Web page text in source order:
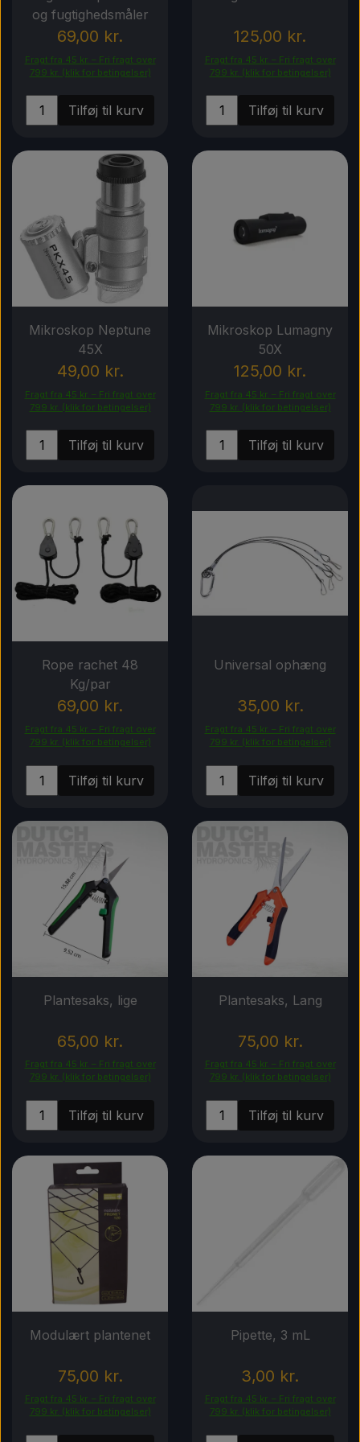
og fugtighedsmåler
69,00 kr.
Fragt fra 45 kr. – Fri fragt over
799 kr. (klik for betingelser)
Tilføj til kurv
125,00 kr.
Fragt fra 45 kr. – Fri fragt over
799 kr. (klik for betingelser)
Tilføj til kurv
Mikroskop Neptune
45X
49,00 kr.
Fragt fra 45 kr. – Fri fragt over
799 kr. (klik for betingelser)
Tilføj til kurv
Mikroskop Lumagny
50X
125,00 kr.
Fragt fra 45 kr. – Fri fragt over
799 kr. (klik for betingelser)
Tilføj til kurv
Rope rachet 48
Kg/par
69,00 kr.
Fragt fra 45 kr. – Fri fragt over
799 kr. (klik for betingelser)
Tilføj til kurv
Universal ophæng
35,00 kr.
Fragt fra 45 kr. – Fri fragt over
799 kr. (klik for betingelser)
Tilføj til kurv
Plantesaks, lige
65,00 kr.
Fragt fra 45 kr. – Fri fragt over
799 kr. (klik for betingelser)
Tilføj til kurv
Plantesaks, Lang
75,00 kr.
Fragt fra 45 kr. – Fri fragt over
799 kr. (klik for betingelser)
Tilføj til kurv
Modulært plantenet
75,00 kr.
Fragt fra 45 kr. – Fri fragt over
799 kr. (klik for betingelser)
Pipette, 3 mL
3,00 kr.
Fragt fra 45 kr. – Fri fragt over
799 kr. (klik for betingelser)